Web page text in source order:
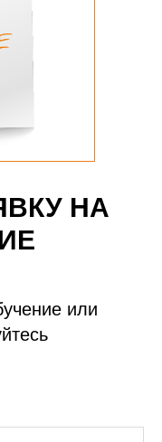
НА
или